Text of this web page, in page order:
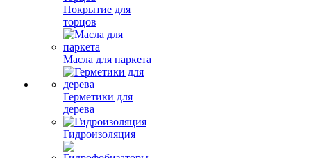
Покрытие для
торцов
Масла для паркета
Герметики для
дерева
Гидроизоляция